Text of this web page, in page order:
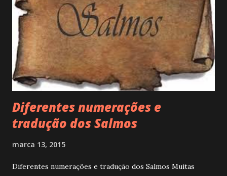
Diferentes numerações e
tradução dos Salmos
marca 13, 2015
Diferentes numerações e tradução dos Salmos Muitas